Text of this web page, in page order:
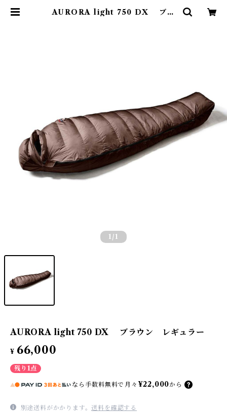
AURORA light 750 DX ブラ
1 /1
AURORA light 750 DX ブラウン レギュラー
¥ 66,000
残り1点
なら 手数料無料で 月々 ¥22,000から
別途送料がかかります。送料を確認する